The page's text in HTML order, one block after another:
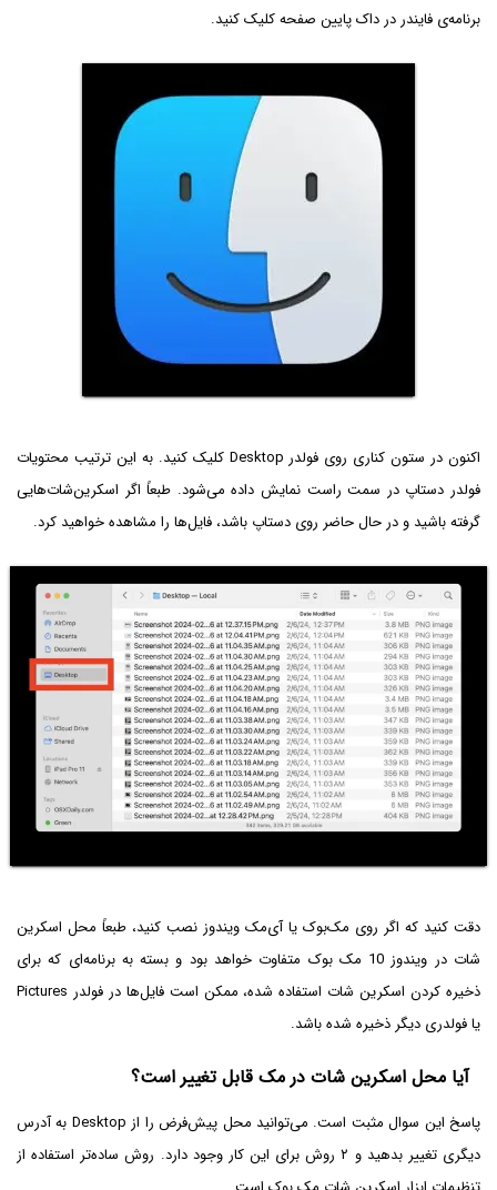
برنامه‌ی فایندر در داک پایین صفحه کلیک کنید.
اکنون در ستون کناری روی فولدر Desktop کلیک کنید. به این ترتیب محتویات
فولدر دستاپ در سمت راست نمایش داده می‌شود. طبعاً اگر اسکرین‌شات‌هایی
گرفته باشید و در حال حاضر روی دستاپ باشد، فایل‌ها را مشاهده خواهید کرد.
دقت کنید که اگر روی مک‌بوک یا آی‌مک ویندوز نصب کنید، طبعاً محل اسکرین
شات در ویندوز 10 مک بوک متفاوت خواهد بود و بسته به برنامه‌ای که برای
یا فولدری دیگر ذخیره شده باشد.
آیا محل اسکرین شات در مک قابل تغییر است؟
پاسخ این سوال مثبت است. می‌توانید محل پیش‌فرض را از Desktop به آدرس
دیگری تغییر بدهید و ۲ روش برای این کار وجود دارد. روش ساده‌تر استفاده از